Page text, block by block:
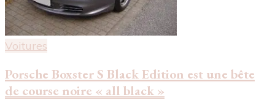
Voitures
Porsche Boxster S Black Edition est une bête
de course noire « all black »